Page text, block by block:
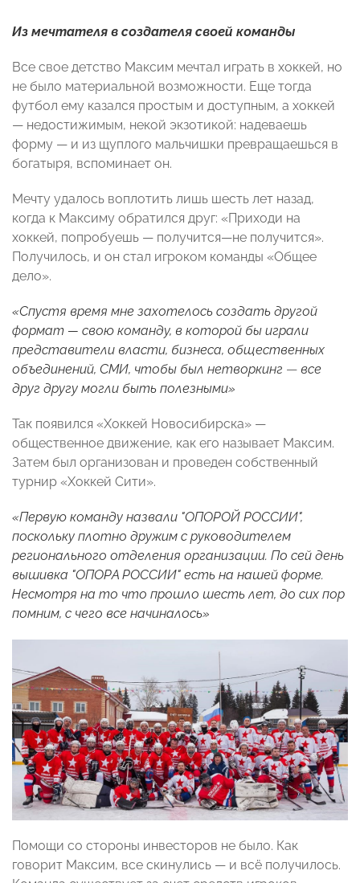
Из мечтателя в создателя своей команды
Все свое детство Максим мечтал играть в хоккей, но
не было материальной возможности. Еще тогда
футбол ему казался простым и доступным, а хоккей
— недостижимым, некой экзотикой: надеваешь
форму — и из щуплого мальчишки превращаешься в
богатыря, вспоминает он.
Мечту удалось воплотить лишь шесть лет назад,
когда к Максиму обратился друг: «Приходи на
хоккей, попробуешь — получится—не получится».
Получилось, и он стал игроком команды «Общее
дело».
«Спустя время мне захотелось создать другой
формат — свою команду, в которой бы играли
представители власти, бизнеса, общественных
объединений, СМИ, чтобы был нетворкинг — все
друг другу могли быть полезными»
Так появился «Хоккей Новосибирска» —
общественное движение, как его называет Максим.
Затем был организован и проведен собственный
турнир «Хоккей Сити».
«Первую команду назвали "ОПОРОЙ РОССИИ",
поскольку плотно дружим с руководителем
регионального отделения организации. По сей день
вышивка "ОПОРА РОССИИ" есть на нашей форме.
Несмотря на то что прошло шесть лет, до сих пор
помним, с чего все начиналось»
Помощи со стороны инвесторов не было. Как
говорит Максим, все скинулись — и всё получилось.